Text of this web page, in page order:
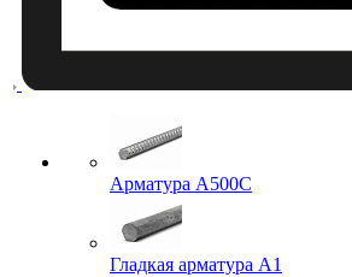
Арматура A500C
Гладкая арматура А1